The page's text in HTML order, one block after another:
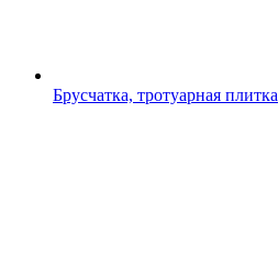
Брусчатка, тротуарная плитка